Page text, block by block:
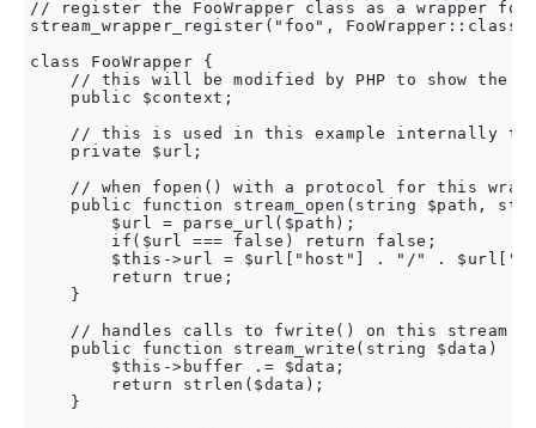
// register the FooWrapper class as a wrapper
stream_wrapper_register("foo",
class FooWrapper {
// this will be modified by PHP to show the
    public $context;
// this is used in this example internally to
    private $url;
// when fopen() with a protocol for this
public function stream_open(string $path,
        $url = parse_url($path);
        if($url === false) return false;
$this->url = $url["host"] . "/" .
        return true;
    }
    // handles calls to fwrite() on this stream
public function stream_write(string $data) :
        $this->buffer .= $data;
        return strlen($data);
    }